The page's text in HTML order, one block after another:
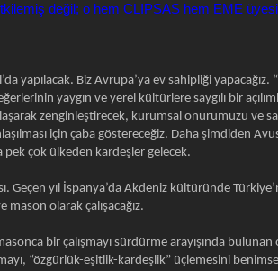
değil; o hem CLIPSAS hem EME
yapılacak. Biz Avrupa’ya ev sahipliği yapacağız.
yaygın ve yerel kültürlere saygılı bir
zenginleştirecek, kurumsal onurumuzu ve
için çaba göstereceğiz. Daha şimdiden
pek çok ülkeden kardeşler gelecek.
Geçen yıl İspanya’da Akdeniz kültüründe
olarak çalışacağız.
bir çalışmayı sürdürme arayışında
“özgürlük-eşitlik-kardeşlik” üçlemesini